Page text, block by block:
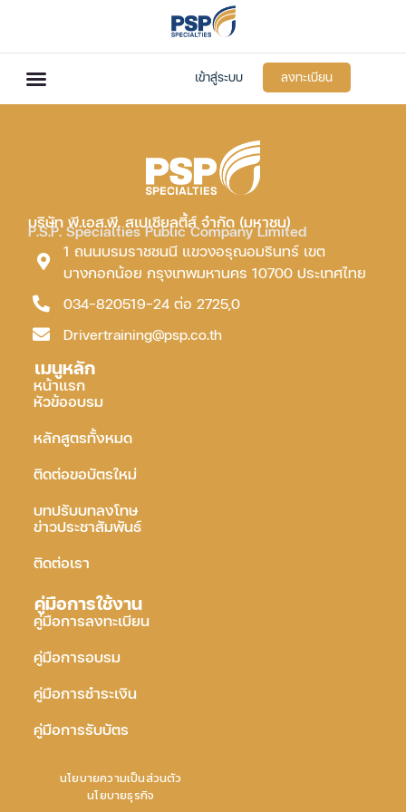
เข้าสู่ระบบ ลงทะเบียน
บริษัท พี.เอส.พี. สเปเชียลตี้ส์ จำกัด (มหาชน)
P.S.P. Specialties Public Company Limited
1 ถนนบรมราชชนนี แขวงอรุณอมรินทร์ เขต
บางกอกน้อย กรุงเทพมหานคร 10700 ประเทศไทย
034-820519-24 ต่อ 2725,0
Drivertraining@psp.co.th
เมนูหลัก
หน้าแรก
หัวข้ออบรม
หลักสูตรทั้งหมด
ติดต่อขอบัตรใหม่
บทปรับบทลงโทษ
ข่าวประชาสัมพันธ์
ติดต่อเรา
คู่มือการใช้งาน
คู่มือการลงทะเบียน
คู่มือการอบรม
คู่มือการชำระเงิน
คู่มือการรับบัตร
นโยบายความเป็นส่วนตัว
นโยบายธุรกิจ